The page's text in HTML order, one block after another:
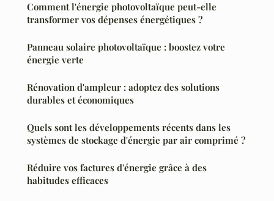
Comment l'énergie photovoltaïque peut-elle
transformer vos dépenses énergétiques ?
Panneau solaire photovoltaïque : boostez votre
énergie verte
Rénovation d'ampleur : adoptez des solutions
durables et économiques
Quels sont les développements récents dans les
systèmes de stockage d'énergie par air comprimé ?
Réduire vos factures d'énergie grâce à des
habitudes efficaces